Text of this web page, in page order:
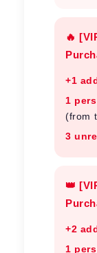
🔥
+1
1
(from
3
👑
+2
1